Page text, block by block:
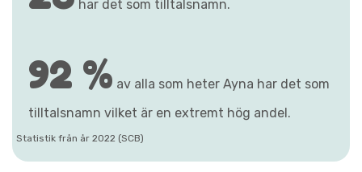
har det som tilltalsnamn.
92 % av alla som heter Ayna har det som
tilltalsnamn vilket är en extremt hög andel.
Statistik från år 2022 (SCB)